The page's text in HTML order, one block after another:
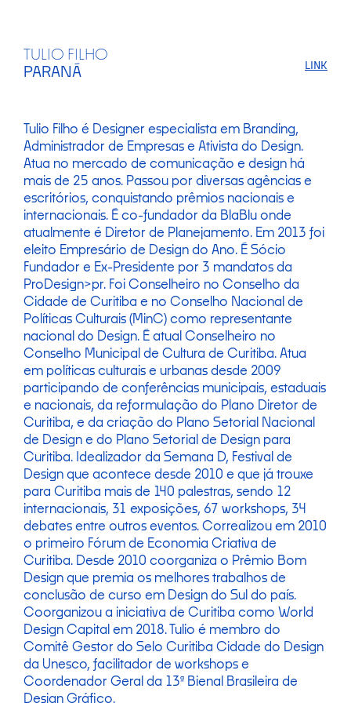
TULIO FILHO
PARANÁ
LINK
Tulio Filho é Designer especialista em Branding,
Administrador de Empresas e Ativista do Design.
Atua no mercado de comunicação e design há
mais de 25 anos. Passou por diversas agências e
escritórios, conquistando prêmios nacionais e
internacionais. É co-fundador da BlaBlu onde
atualmente é Diretor de Planejamento. Em 2013 foi
eleito Empresário de Design do Ano. É Sócio
Fundador e Ex-Presidente por 3 mandatos da
ProDesign>pr. Foi Conselheiro no Conselho da
Cidade de Curitiba e no Conselho Nacional de
Políticas Culturais (MinC) como representante
nacional do Design. É atual Conselheiro no
Conselho Municipal de Cultura de Curitiba. Atua
em políticas culturais e urbanas desde 2009
participando de conferências municipais, estaduais
e nacionais, da reformulação do Plano Diretor de
Curitiba, e da criação do Plano Setorial Nacional
de Design e do Plano Setorial de Design para
Curitiba. Idealizador da Semana D, Festival de
Design que acontece desde 2010 e que já trouxe
para Curitiba mais de 140 palestras, sendo 12
internacionais, 31 exposições, 67 workshops, 34
debates entre outros eventos. Correalizou em 2010
o primeiro Fórum de Economia Criativa de
Curitiba. Desde 2010 coorganiza o Prêmio Bom
Design que premia os melhores trabalhos de
conclusão de curso em Design do Sul do país.
Coorganizou a iniciativa de Curitiba como World
Design Capital em 2018. Tulio é membro do
Comitê Gestor do Selo Curitiba Cidade do Design
da Unesco, facilitador de workshops e
Coordenador Geral da 13ª Bienal Brasileira de
Design Gráfico.